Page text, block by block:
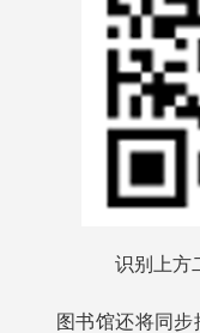
识别上方
图书馆还将同步